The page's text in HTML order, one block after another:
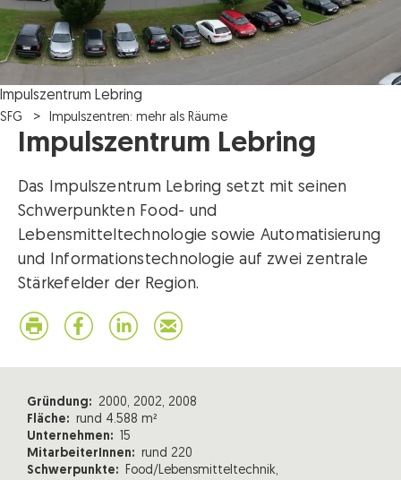
Impulszentrum Lebring
SFG Impulszentren: mehr als Räume
Impulszentrum Lebring
Das Impulszentrum Lebring setzt mit seinen
Schwerpunkten Food- und
Lebensmitteltechnologie sowie Automatisierung
und Informationstechnologie auf zwei zentrale
Stärkefelder der Region.
Gründung: 2000, 2002, 2008
Fläche: rund 4.588 m²
Unternehmen: 15
MitarbeiterInnen: rund 220
Schwerpunkte: Food/Lebensmitteltechnik,